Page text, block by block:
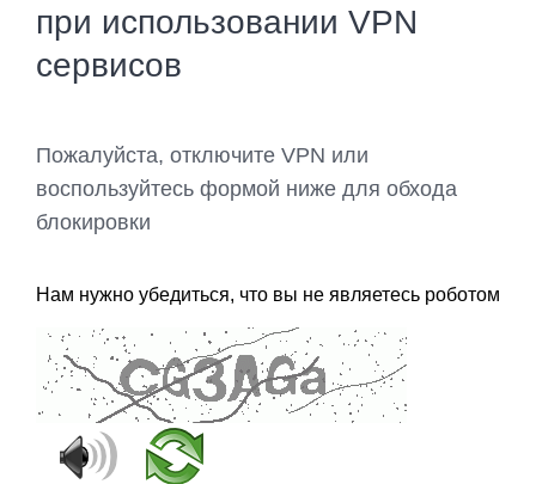
при использовании VPN
сервисов
Пожалуйста, отключите VPN или
воспользуйтесь формой ниже для обхода
блокировки
Нам нужно убедиться, что вы не являетесь роботом